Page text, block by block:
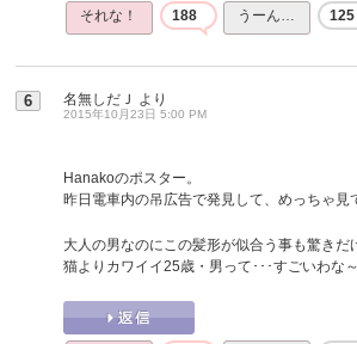
それな！ 188 うーん… 125
6 名無しだＪ より
2015年10月23日 5:00 PM
Hanakoのポスター。
昨日電車内の吊広告で発見して、めっちゃ見
大人の男なのにこの髪形が似合う事も驚きだ
猫よりカワイイ25歳・男って･･･すごいわな